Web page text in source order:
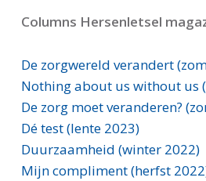
Columns Hersenletsel
De zorgwereld verandert
Nothing about us without us
De zorg moet veranderen?
Dé test (lente 2023)
Duurzaamheid (winter 2022)
Mijn compliment (herfst